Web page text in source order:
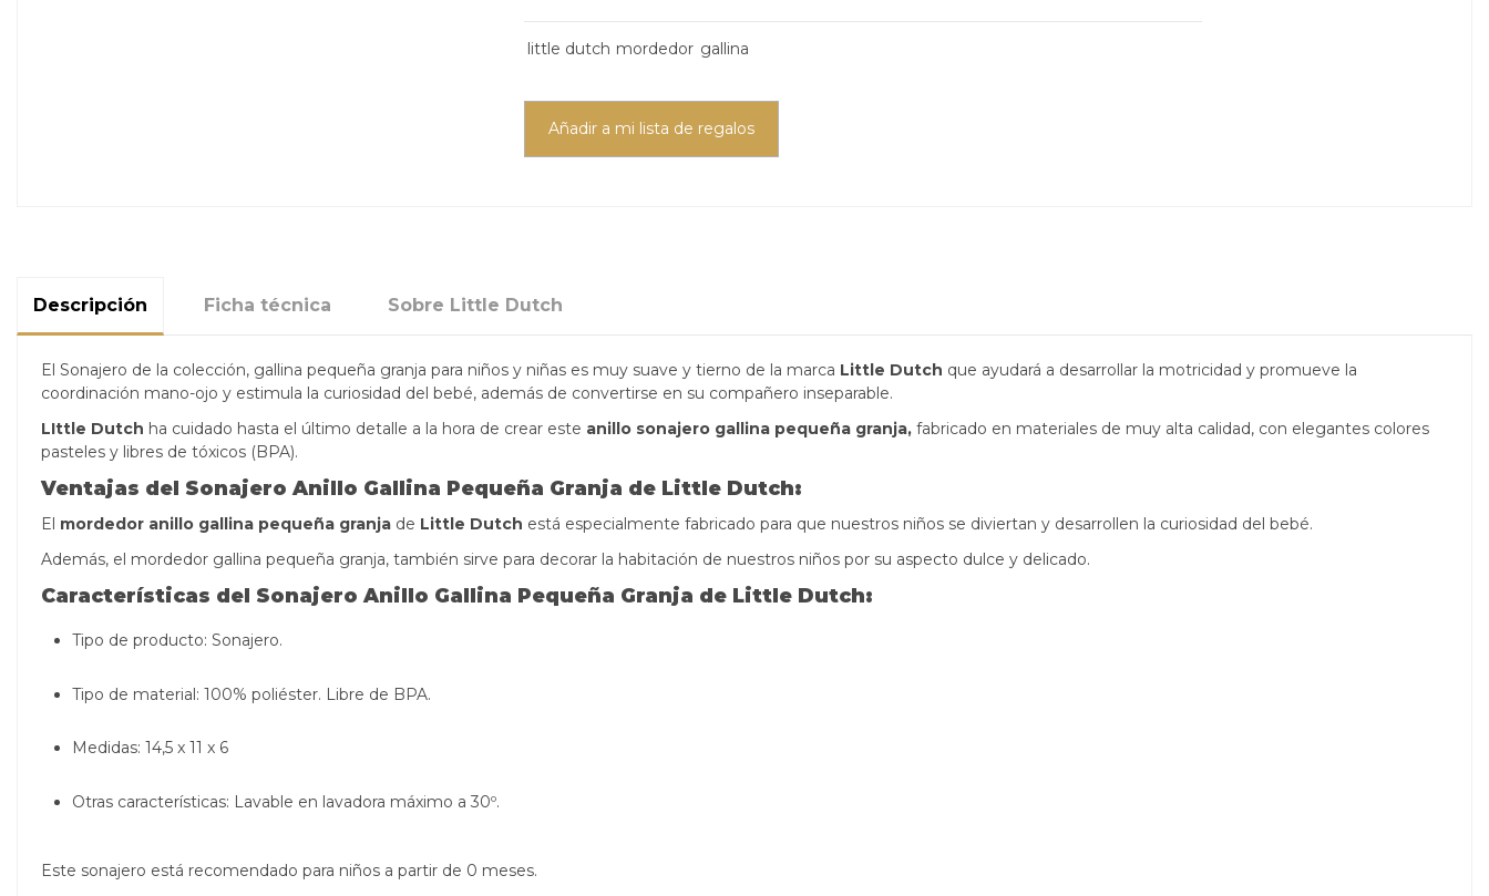
little dutch mordedor gallina
Añadir a mi lista de regalos
Descripción Ficha técnica Sobre Little Dutch
El Sonajero de la colección, gallina pequeña granja para niños y niñas es muy suave y tierno de la marca Little Dutch que ayudará a desarrollar la motricidad y promueve la
coordinación mano-ojo y estimula la curiosidad del bebé, además de convertirse en su compañero inseparable.
LIttle Dutch ha cuidado hasta el último detalle a la hora de crear este anillo sonajero gallina pequeña granja, fabricado en materiales de muy alta calidad, con elegantes colores
pasteles y libres de tóxicos (BPA).
Ventajas del Sonajero Anillo Gallina Pequeña Granja de Little Dutch:
El mordedor anillo gallina pequeña granja de Little Dutch está especialmente fabricado para que nuestros niños se diviertan y desarrollen la curiosidad del bebé.
Además, el mordedor gallina pequeña granja, también sirve para decorar la habitación de nuestros niños por su aspecto dulce y delicado.
Características del Sonajero Anillo Gallina Pequeña Granja de Little Dutch:
Tipo de producto: Sonajero.
Tipo de material: 100% poliéster. Libre de BPA.
Medidas: 14,5 x 11 x 6
Otras características: Lavable en lavadora máximo a 30º.
Este sonajero está recomendado para niños a partir de 0 meses.